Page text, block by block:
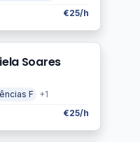
€25/h
Soares
F
+1
€25/h